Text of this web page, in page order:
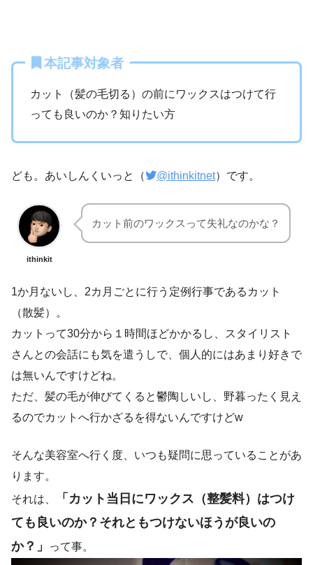
本記事対象者
カット（髪の毛切る）の前にワックスはつけて行
っても良いのか？知りたい方
ども。あいしんくいっと（ @ithinkitnet）です。
ithinkit
カット前のワックスって失礼なのかな？
1か月ないし、2カ月ごとに行う定例行事であるカット
（散髪）。
カットって30分から１時間ほどかかるし、スタイリスト
さんとの会話にも気を遣うしで、個人的にはあまり好きで
は無いんですけどね。
ただ、髪の毛が伸びてくると鬱陶しいし、野暮ったく見え
るのでカットへ行かざるを得ないんですけどw
そんな美容室へ行く度、いつも疑問に思っていることがあ
ります。
それは、
「カット当日にワックス（整髪料）はつけ
ても良いのか？それともつけないほうが良いの
か？」
って事。